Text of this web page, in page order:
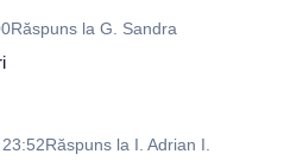
Răspuns la G. Sandra
Răspuns la I. Adrian I.